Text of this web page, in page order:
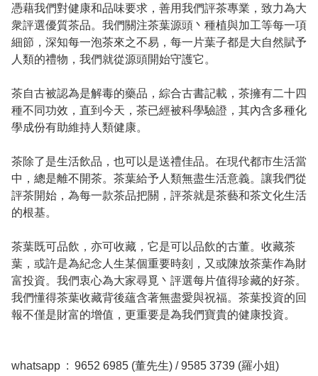
憑藉我們對健康和品味要求，善用我們評茶專業，致力為大
衆評選優質茶品。我們關注茶葉源頭丶種植與加工等每一項
細節，深知每一泡茶來之不易，每一片葉子都是大自然賦予
人類的禮物，我們就從源頭開始守護它。
茶自古被認為是解毒的藥品，綜合古書記載，茶擁有二十四
種不同功效，直到今天，茶已經被科學驗證，其內含多種化
學成份有助維持人類健康。
茶除了是生活飲品，也可以是送禮佳品。在現代都市生活當
中，總是離不開茶。茶葉給予人類無盡生活意義。讓我們從
評茶開始，為每一款茶品把關，評茶就是茶藝和茶文化生活
的根基。
茶葉既可品飲，亦可收藏，它是可以品飲的古董。收藏茶
葉，或許是為紀念人生某個重要時刻，又或陳放茶葉作為財
富投資。我們衷心為大家尋覓丶評選每片值得珍藏的好茶。
我們懂得茶葉收藏背後蘊含著無盡愛與祝福。茶葉投資的回
報不僅是財富的增值，更重要是為我們寶貴的健康投資。
whatsapp  :  9652 6985 (董先生) / 9585 3739 (羅小姐)